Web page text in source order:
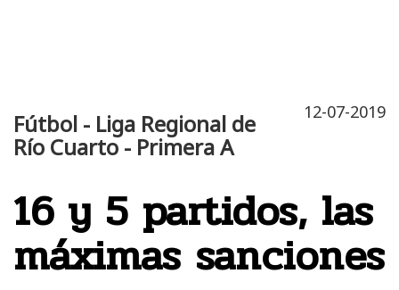
Fútbol - Liga Regional de
Río Cuarto - Primera A
12-07-2019
16 y 5 partidos, las
máximas sanciones